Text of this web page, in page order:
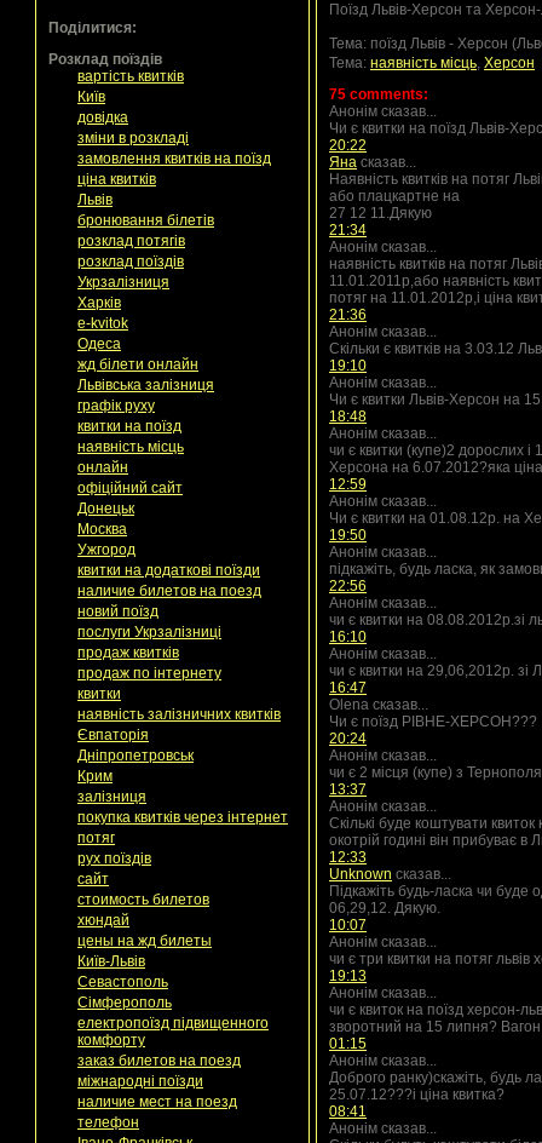
Поділитися:
Розклад поїздів
вартість квитків
Київ
довідка
зміни в розкладі
замовлення квитків на поїзд
ціна квитків
Львів
бронювання білетів
розклад потягів
розклад поїздів
Укрзалізниця
Харків
e-kvitok
Одеса
жд білети онлайн
Львівська залізниця
графік руху
квитки на поїзд
наявність місць
онлайн
офіційний сайт
Донецьк
Москва
Ужгород
квитки на додаткові поїзди
наличие билетов на поезд
новий поїзд
послуги Укрзалізниці
продаж квитків
продаж по інтернету
квитки
наявність залізничних квитків
Євпаторія
Дніпропетровськ
Крим
залізниця
покупка квитків через інтернет
потяг
рух поїздів
сайт
стоимость билетов
хюндай
цены на жд билеты
Київ-Львів
Севастополь
Сімферополь
електропоїзд підвищенного
комфорту
заказ билетов на поезд
міжнародні поїзди
наличие мест на поезд
телефон
Поїзд Львів-Херсон та
Тема: поїзд Львів - Херсон
Тема: наявність місць, Херсон
75 comments:
Анонім сказав...
Чи є квитки на поїзд Львів-
20:22
Яна сказав...
Наявність квитків на потяг
або плацкартне на
27 12 11.Дякую
21:34
Анонім сказав...
наявність квитків на потяг
11.01.2011р,або наявність
потяг на 11.01.2012р,і ціна
21:36
Анонім сказав...
Скільки є квитків на 3.03.12
19:10
Анонім сказав...
Чи є квитки Львів-Херсон на
18:48
Анонім сказав...
чи є квитки (купе)2 дорослих
Херсона на 6.07.2012?яка
12:59
Анонім сказав...
Чи є квитки на 01.08.12р. на
19:50
Анонім сказав...
підкажіть, будь ласка, як
22:56
Анонім сказав...
чи є квитки на 08.08.2012р.зі
16:10
Анонім сказав...
чи є квитки на 29,06,2012р. зі
16:47
Olena сказав...
Чи є поїзд РІВНЕ-ХЕРСОН???
20:24
Анонім сказав...
чи є 2 місця (купе) з
13:37
Анонім сказав...
Скількі буде коштувати
окотрій годині він прибуває в
12:33
Unknown сказав...
Підкажіть будь-ласка чи
06,29,12. Дякую.
10:07
Анонім сказав...
чи є три квитки на потяг
19:13
Анонім сказав...
чи є квиток на поїзд херсон-
зворотний на 15 липня?
01:15
Анонім сказав...
Доброго ранку)скажіть, будь
25.07.12???і ціна квитка?
08:41
Анонім сказав...